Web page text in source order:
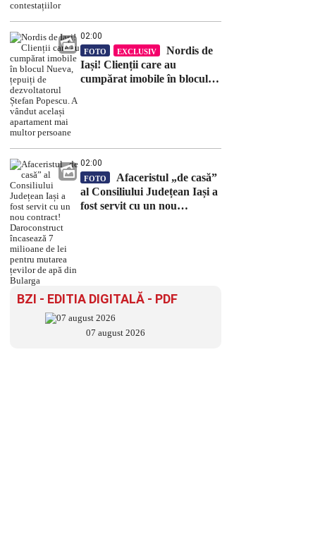
02:00
FOTO EXCLUSIV
Nordis de
Iași! Clienții care au
cumpărat imobile în blocul
02:00
FOTO
Afaceristul „de casă”
al Consiliului Județean Iași a
fost servit cu un nou
BZI - EDITIA DIGITALĂ - PDF
07 august 2026